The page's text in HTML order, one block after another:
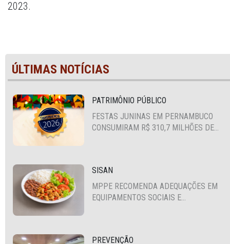
2023.
ÚLTIMAS NOTÍCIAS
PATRIMÔNIO PÚBLICO
FESTAS JUNINAS EM PERNAMBUCO
CONSUMIRAM R$ 310,7 MILHÕES DE
SISAN
MPPE RECOMENDA ADEQUAÇÕES EM
EQUIPAMENTOS SOCIAIS E
PREVENÇÃO